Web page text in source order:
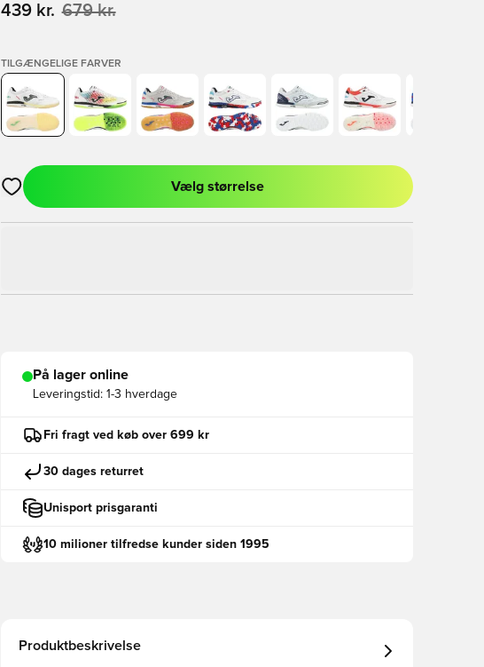
439 kr. 679 kr.
TILGÆNGELIGE FARVER
Åbner en Modal til at logge ind eller tilmelde dig som medlem
Vælg størrelse
På lager online
Leveringstid: 1-3 hverdage
Fri fragt ved køb over 699 kr
30 dages returret
Unisport prisgaranti
10 milioner tilfredse kunder siden 1995
Produktbeskrivelse